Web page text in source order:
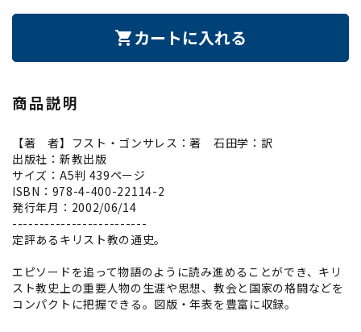
shopping_cart カートに入れる
商品説明
【著 者】フスト・ゴンサレス：著 石田学：訳
出版社：新教出版
サイズ：A5判 439ページ
ISBN：978-4-400-22114-2
発行年月：2002/06/14
-------------------------
定評あるキリスト教の通史。
エピソードを追って物語のように読み進めることができ、キリ
スト教史上の重要人物の生涯や思想、教会と国家の格闘などを
コンパクトに把握できる。図版・年表を豊富に収録。